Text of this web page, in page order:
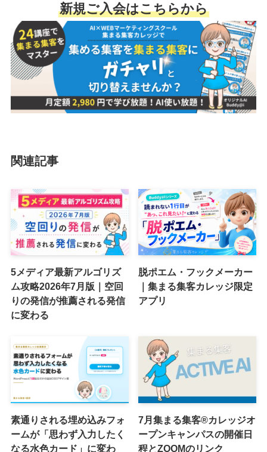
新規ご入会はこちらから
関連記事
5メディア最新アルゴリズ
ム攻略2026年7月版｜空回
りの発信が推薦される発信
に変わる
脱ポエム・フックメーカー
｜集まる集客カレッジ限定
アプリ
素通りされる埋め込みフォ
ームが「思わず入力したく
なる水色カード」に変わ
7月集まる集客®カレッジオ
ープンキャンパスの開催日
程とZOOMのリンク